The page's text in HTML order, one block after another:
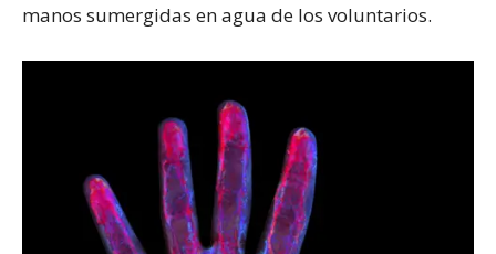
manos sumergidas en agua de los voluntarios.